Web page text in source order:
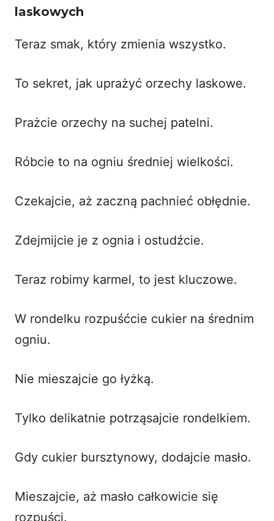
laskowych
Teraz smak, który zmienia wszystko.
To sekret, jak uprażyć orzechy laskowe.
Prażcie orzechy na suchej patelni.
Róbcie to na ogniu średniej wielkości.
Czekajcie, aż zaczną pachnieć obłędnie.
Zdejmijcie je z ognia i ostudźcie.
Teraz robimy karmel, to jest kluczowe.
W rondelku rozpuśćcie cukier na średnim
ogniu.
Nie mieszajcie go łyżką.
Tylko delikatnie potrząsajcie rondelkiem.
Gdy cukier bursztynowy, dodajcie masło.
Mieszajcie, aż masło całkowicie się
rozpuści.